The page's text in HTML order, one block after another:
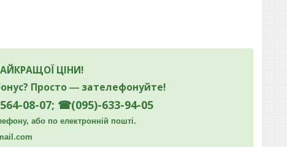
ЦІНИ!
Просто ― зателефонуйте!
08-07; ☎(095)-633-94-05
або по електронній пошті.